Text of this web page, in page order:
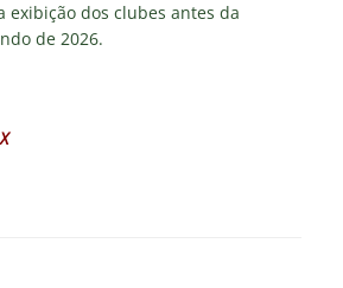
dos clubes antes da
de 2026.